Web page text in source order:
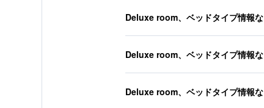
Deluxe room、ベッドタイプ情報
Deluxe room、ベッドタイプ情報
Deluxe room、ベッドタイプ情報